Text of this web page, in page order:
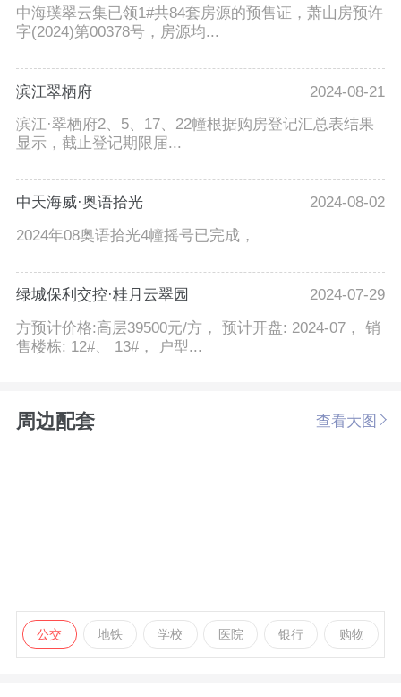
中海璞翠云集已领1#共84套房源的预售证，萧山房预许
字(2024)第00378号，房源均...
滨江翠栖府
2024-08-21
滨江·翠栖府2、5、17、22幢根据购房登记汇总表结果
显示，截止登记期限届...
中天海威·奥语拾光
2024-08-02
2024年08奥语拾光4幢摇号已完成，
绿城保利交控·桂月云翠园
2024-07-29
方预计价格:高层39500元/方， 预计开盘: 2024-07， 销
售楼栋: 12#、 13#， 户型...
周边配套 查看大图
公交 地铁 学校 医院 银行 购物